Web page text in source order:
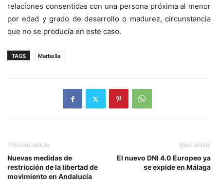
relaciones consentidas con una persona próxima al menor
por edad y grado de desarrollo o madurez, circunstancia
que no se producía en este caso.
TAGS Marbella
Previous article
Nuevas medidas de
restricción de la libertad de
movimiento en Andalucía
Next article
El nuevo DNI 4.0 Europeo ya
se expide en Málaga